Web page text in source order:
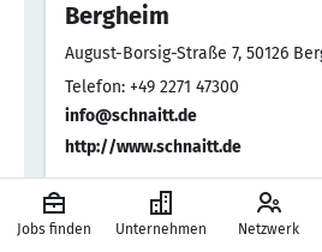
Bergheim
August-Borsig-Straße 7, 50126
Telefon: +49 2271 47300
info@schnaitt.de
http://www.schnaitt.de
Jobs finden Unternehmen Netzwerk